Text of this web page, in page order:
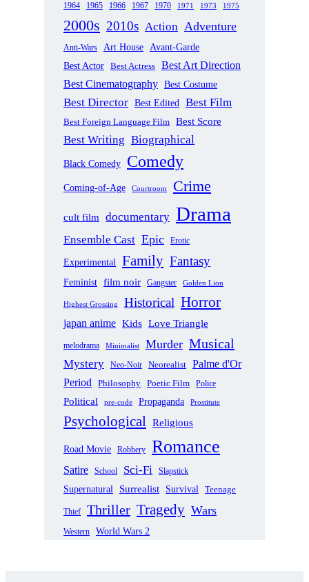
1964 1965 1966 1967 1970 1971 1973 1975
2000s 2010s Action Adventure
Anti-Wars Art House
Avant-Garde
Best Actor Best Actress Best Art Direction
Best Cinematography Best Costume
Best Director Best Edited Best Film
Best Foreign Language Film Best Score
Best Writing Biographical
Black Comedy Comedy
Coming-of-Age Courtroom Crime
cult film documentary Drama
Ensemble Cast Epic Erotic
Experimental Family Fantasy
Feminist film noir Gangster Golden Lion
Highest Grossing Historical Horror
japan anime Kids Love Triangle
melodrama Minimalist Murder Musical
Mystery Neo-Noir Neorealist Palme d'Or
Period Philosophy Poetic Film Police
Political pre-code Propaganda Prostitute
Psychological Religious
Road Movie Robbery Romance
Satire School Sci-Fi Slapstick
Supernatural Surrealist Survival Teenage
Thief Thriller Tragedy Wars
Western World Wars 2